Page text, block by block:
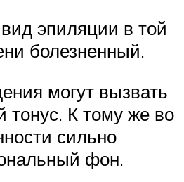
эпиляции в той
болезненный.
могут вызвать
тонус. К тому же во
сильно
фон.